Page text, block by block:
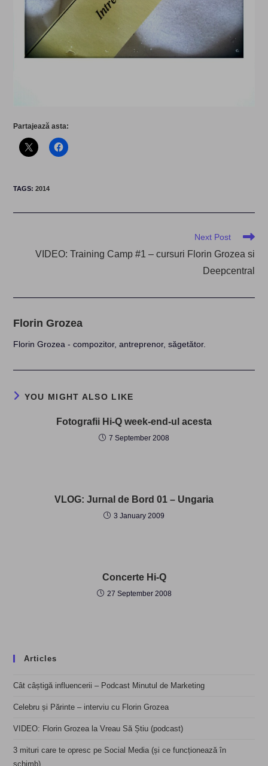
Partajează asta:
TAGS:2014
articles
Next Post
VIDEO: Training Camp #1 – cursuri Florin Grozea si
Deepcentral
Florin Grozea
Florin Grozea - compozitor, antreprenor, săgetător.
YOU MIGHT ALSO LIKE
Fotografii Hi-Q week-end-ul acesta
7 September 2008
VLOG: Jurnal de Bord 01 – Ungaria
3 January 2009
Concerte Hi-Q
27 September 2008
Articles
Cât câștigă influencerii – Podcast Minutul de Marketing
Celebru și Părinte – interviu cu Florin Grozea
VIDEO: Florin Grozea la Vreau Să Știu (podcast)
3 mituri care te opresc pe Social Media (și ce funcționează în
schimb)